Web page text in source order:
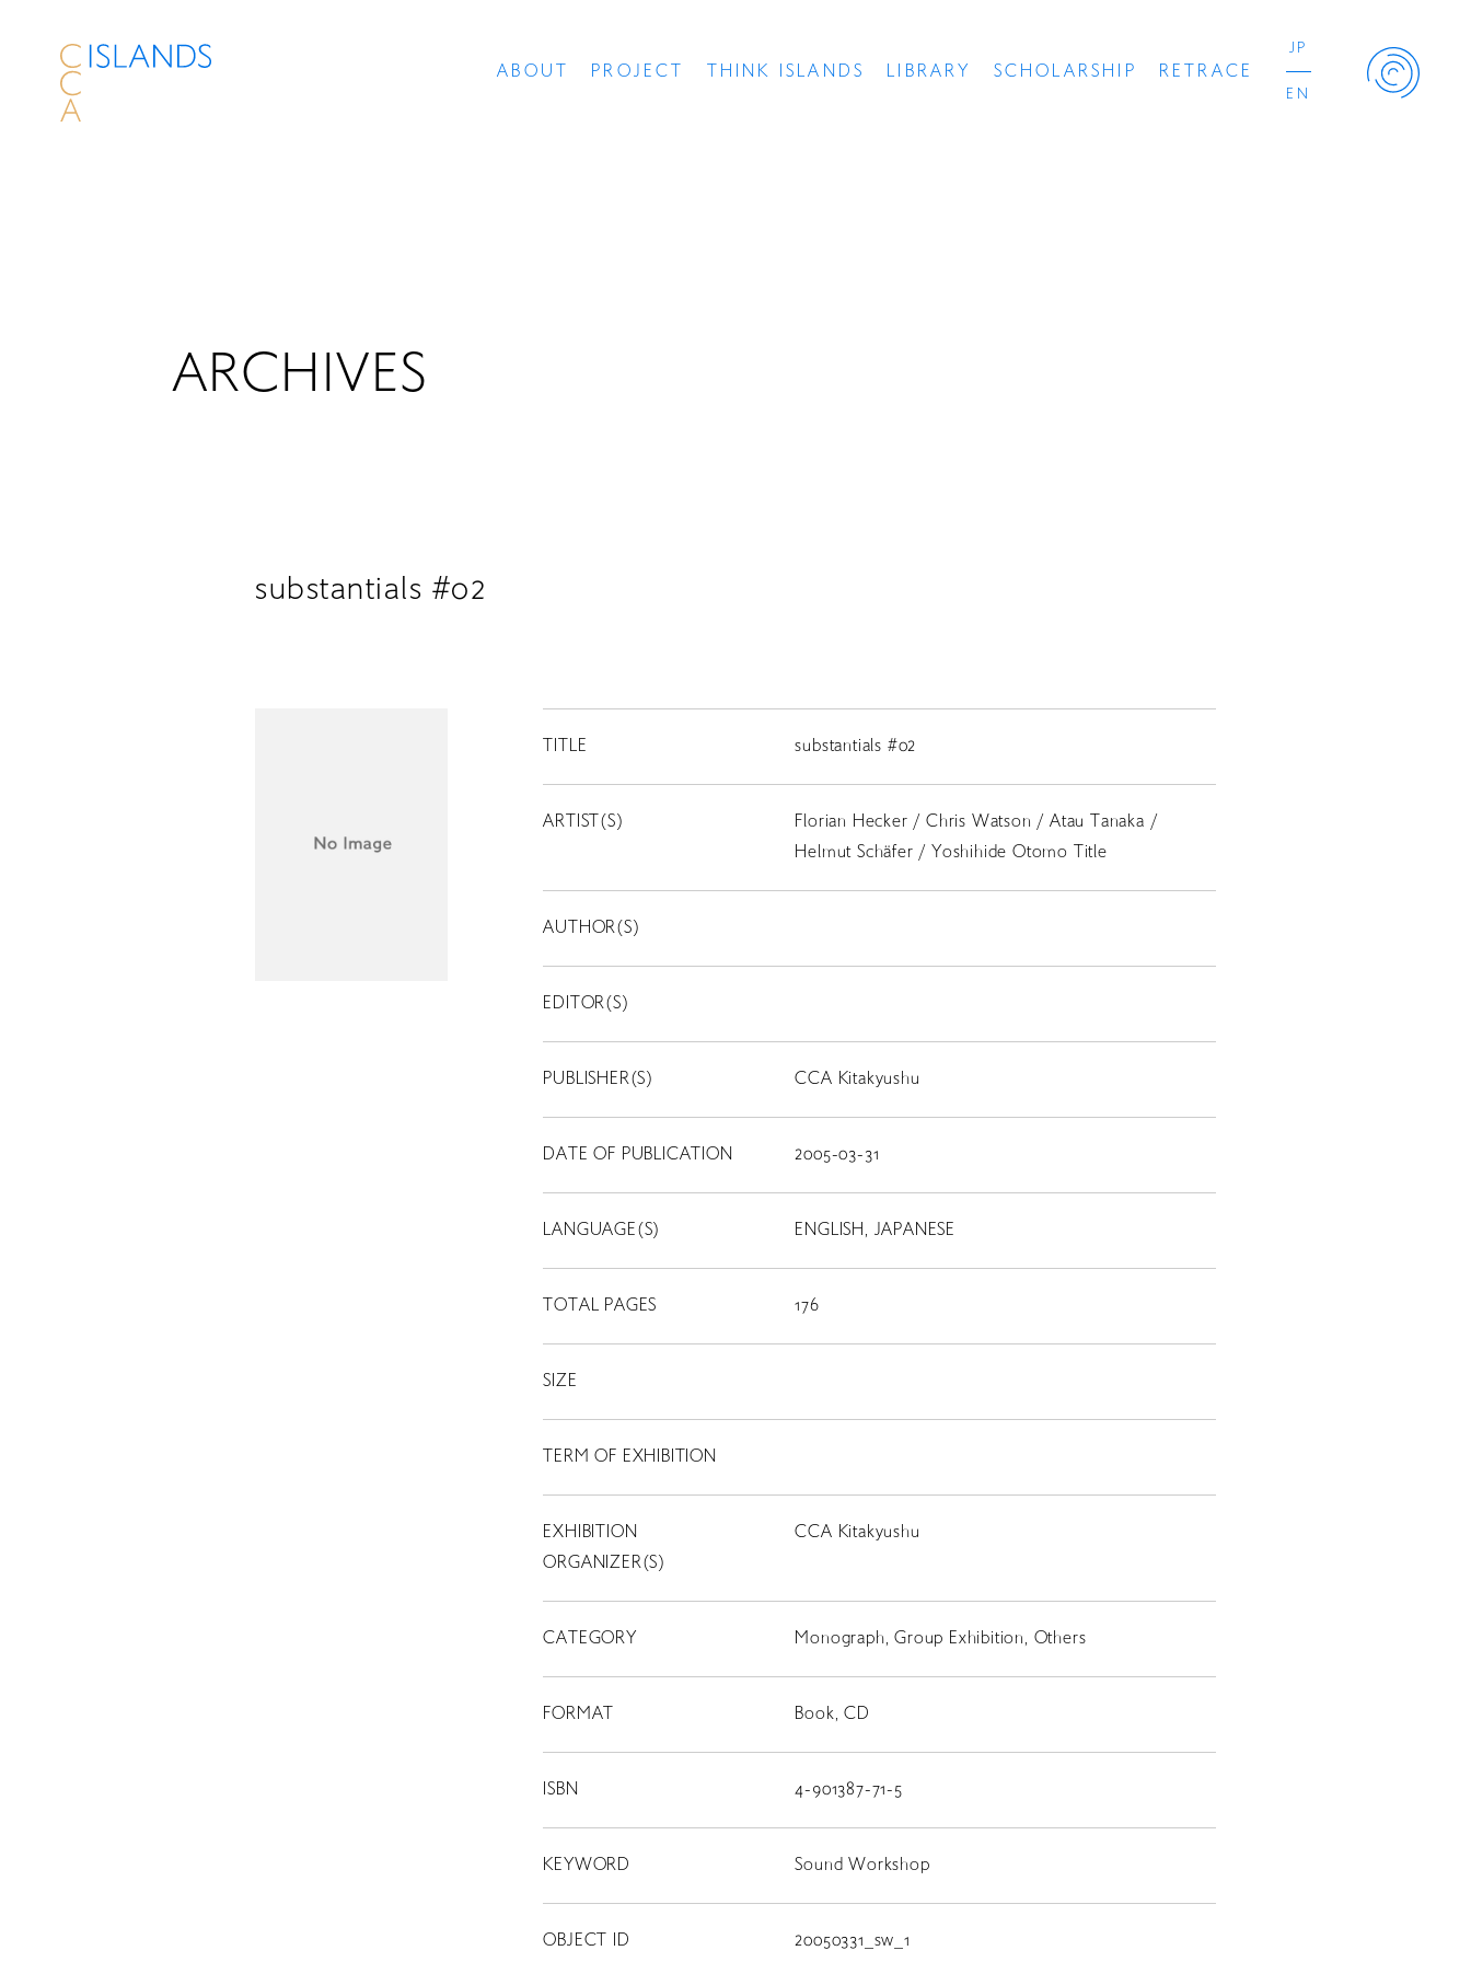
ABOUT PROJECT THINK ISLANDS LIBRARY SCHOLARSHIP RETRACE
JP
EN
THINK ISLANDS
LIBRARY
SCHOLARSHIP
RETRACE
コンサート
スカラシップ受賞者
CONTACT
ARCHIVES
substantials #02
TITLE substantials #02
ARTIST(S)
Florian Hecker / Chris Watson / Atau Tanaka /
Helmut Schäfer / Yoshihide Otomo Title
AUTHOR(S)
EDITOR(S)
PUBLISHER(S) CCA Kitakyushu
DATE OF PUBLICATION 2005-03-31
LANGUAGE(S) ENGLISH, JAPANESE
TOTAL PAGES 176
SIZE
TERM OF EXHIBITION
EXHIBITION
ORGANIZER(S)
CCA Kitakyushu
CATEGORY Monograph, Group Exhibition, Others
FORMAT Book, CD
ISBN 4-901387-71-5
KEYWORD Sound Workshop
OBJECT ID 20050331_sw_1